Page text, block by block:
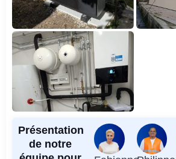
Présentation
de notre